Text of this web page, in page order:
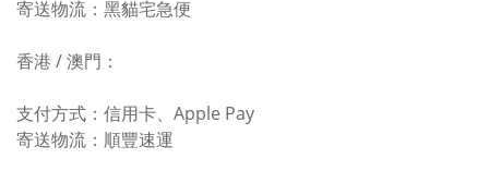
寄送物流：黑貓宅急便
香港 / 澳門：
支付方式：信用卡、Apple Pay
寄送物流：順豐速運